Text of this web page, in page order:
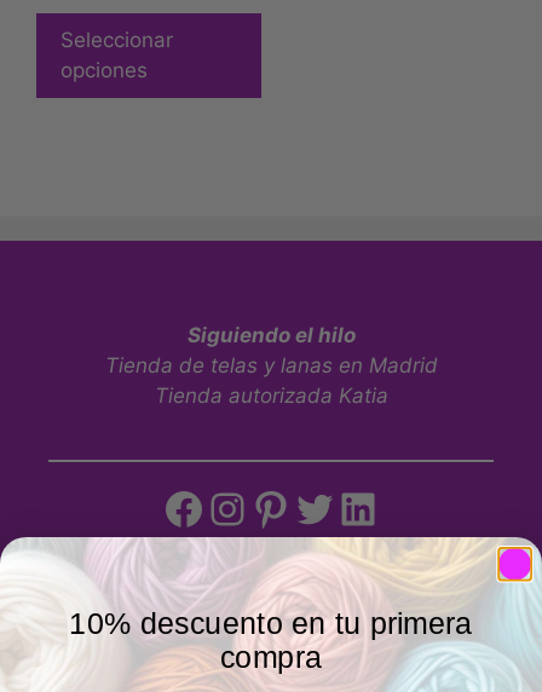
Seleccionar
opciones
Siguiendo el hilo
Tienda de telas y lanas en Madrid
Tienda autorizada Katia
Tienda física
P.º de los Artilleros, 21 Posterior, Local 1,
10% descuento en tu primera
compra